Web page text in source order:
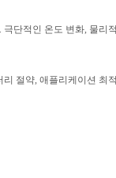
단적인 온도 변화, 물
절약, 애플리케이션 최